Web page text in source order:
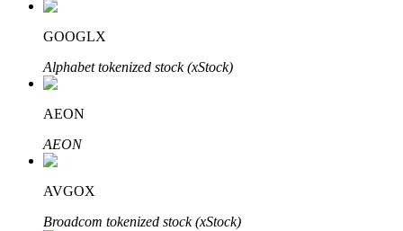
Parceiros Bitrue
GOOGLX
Alphabet tokenized stock (xStock)
AEON
AEON
AVGOX
Broadcom tokenized stock (xStock)